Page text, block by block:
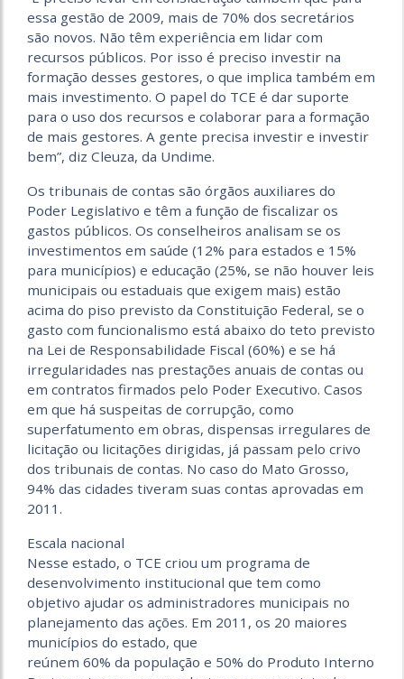
essa gestão de 2009, mais de 70% dos secretários
são novos. Não têm experiência em lidar com
recursos públicos. Por isso é preciso investir na
formação desses gestores, o que implica também em
mais investimento. O papel do TCE é dar suporte
para o uso dos recursos e colaborar para a formação
de mais gestores. A gente precisa investir e investir
bem”, diz Cleuza, da Undime.
Os tribunais de contas são órgãos auxiliares do
Poder Legislativo e têm a função de fiscalizar os
gastos públicos. Os conselheiros analisam se os
investimentos em saúde (12% para estados e 15%
para municípios) e educação (25%, se não houver leis
municipais ou estaduais que exigem mais) estão
acima do piso previsto da Constituição Federal, se o
gasto com funcionalismo está abaixo do teto previsto
na Lei de Responsabilidade Fiscal (60%) e se há
irregularidades nas prestações anuais de contas ou
em contratos firmados pelo Poder Executivo. Casos
em que há suspeitas de corrupção, como
superfatumento em obras, dispensas irregulares de
licitação ou licitações dirigidas, já passam pelo crivo
dos tribunais de contas. No caso do Mato Grosso,
94% das cidades tiveram suas contas aprovadas em
2011.
Escala nacional
Nesse estado, o TCE criou um programa de
desenvolvimento institucional que tem como
objetivo ajudar os administradores municipais no
planejamento das ações. Em 2011, os 20 maiores
municípios do estado, que
reúnem 60% da população e 50% do Produto Interno